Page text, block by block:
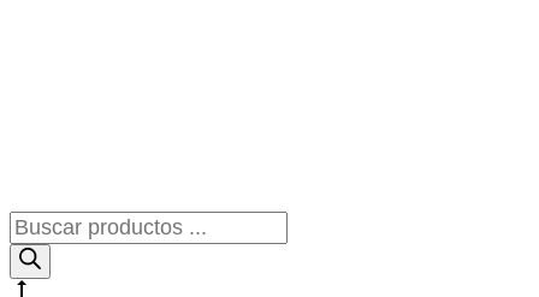
Búsqueda
de
productos